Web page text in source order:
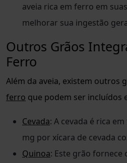
aveia rica em ferro em
melhorar sua ingestão
Outros Grãos
Ferro
Além da aveia, existem outros
ferro que podem ser incluídos
Cevada: A cevada é rica
mg por xícara de cevada
Quinoa: Este grão fornece